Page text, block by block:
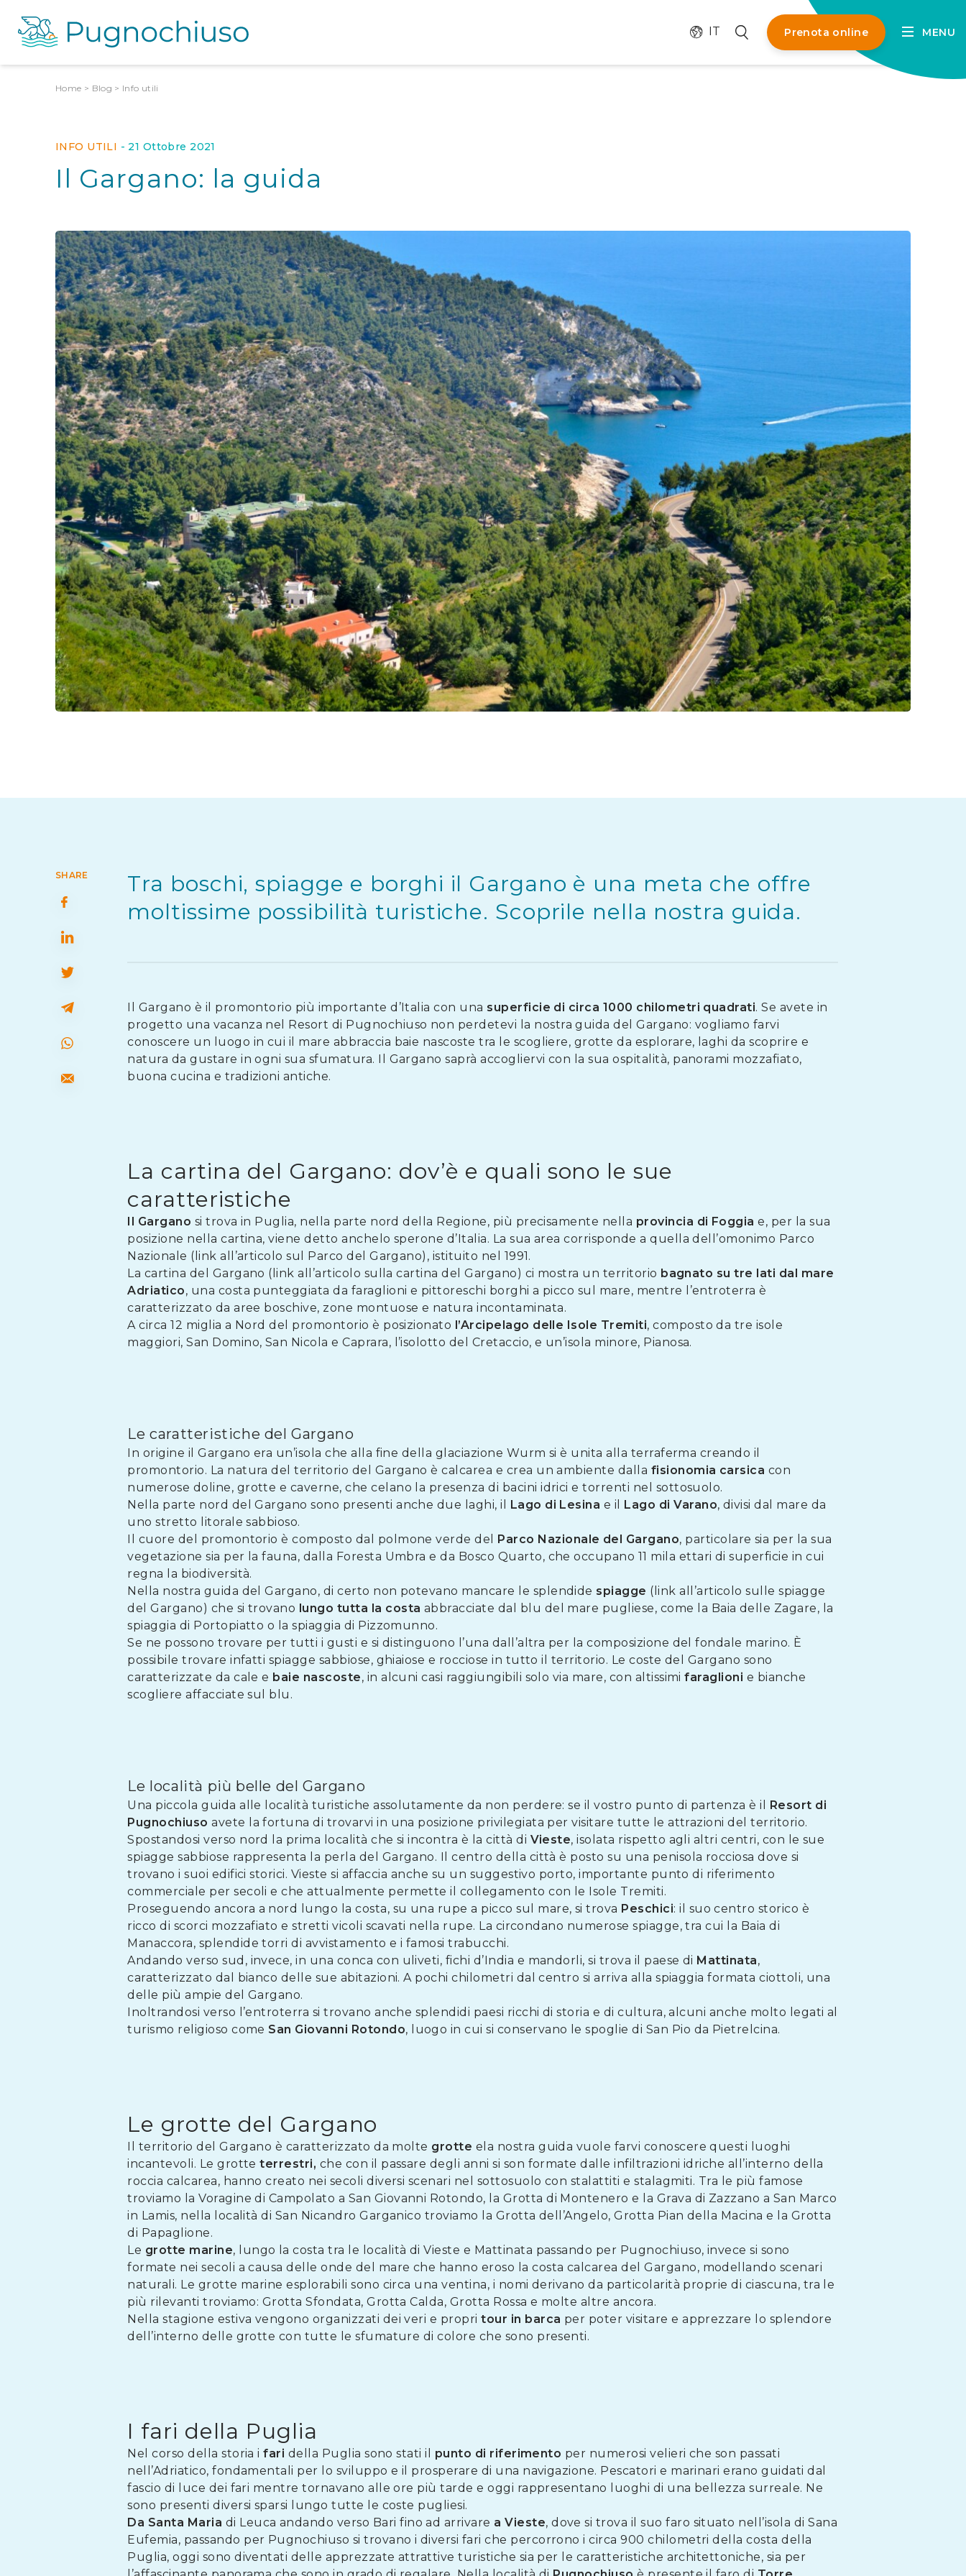
Cambia lingua
IT Cerca MENU
Prenota online
Home > Blog > Info utili
INFO UTILI - 21 Ottobre 2021
Il Gargano: la guida
SHARE
Tra boschi, spiagge e borghi il Gargano è una meta che offre
moltissime possibilità turistiche. Scoprile nella nostra guida.
Il Gargano è il promontorio più importante d’Italia con una superficie di circa 1000 chilometri quadrati. Se avete in
progetto una vacanza nel Resort di Pugnochiuso non perdetevi la nostra guida del Gargano: vogliamo farvi
conoscere un luogo in cui il mare abbraccia baie nascoste tra le scogliere, grotte da esplorare, laghi da scoprire e
natura da gustare in ogni sua sfumatura. Il Gargano saprà accogliervi con la sua ospitalità, panorami mozzafiato,
buona cucina e tradizioni antiche.
La cartina del Gargano: dov’è e quali sono le sue
caratteristiche
Il Gargano si trova in Puglia, nella parte nord della Regione, più precisamente nella provincia di Foggiae, per la sua
posizione nella cartina, viene detto anchelo sperone d’Italia. La sua area corrisponde a quella dell’omonimo Parco
Nazionale (link all’articolo sul Parco del Gargano), istituito nel 1991.
La cartina del Gargano (link all’articolo sulla cartina del Gargano) ci mostra un territorio bagnato su tre lati dal mare
Adriatico, una costa punteggiata da faraglioni e pittoreschi borghi a picco sul mare, mentre l’entroterra è
caratterizzato da aree boschive, zone montuose e natura incontaminata.
A circa 12 miglia a Nord del promontorio è posizionato l’Arcipelago delle Isole Tremiti, composto da tre isole
maggiori, San Domino, San Nicola e Caprara, l’isolotto del Cretaccio, e un’isola minore, Pianosa.
Le caratteristiche del Gargano
In origine il Gargano era un’isola che alla fine della glaciazione Wurm si è unita alla terraferma creando il
promontorio. La natura del territorio del Gargano è calcarea e crea un ambiente dalla fisionomia carsica con
numerose doline, grotte e caverne, che celano la presenza di bacini idrici e torrenti nel sottosuolo.
Nella parte nord del Gargano sono presenti anche due laghi, il
Lago di Lesina e il Lago di Varano, divisi dal mare da
uno stretto litorale sabbioso.
Il cuore del promontorio è composto dal polmone verde del
Parco Nazionale del Gargano, particolare sia per la sua
vegetazione sia per la fauna, dalla Foresta Umbra e da Bosco Quarto, che occupano 11 mila ettari di superficie in cui
regna la biodiversità.
Nella nostra guida del Gargano, di certo non potevano mancare le splendide spiagge (link all’articolo sulle spiagge
del Gargano) che si trovano lungo tutta la costa abbracciate dal blu del mare pugliese, come la Baia delle Zagare, la
spiaggia di Portopiatto o la spiaggia di Pizzomunno.
Se ne possono trovare per tutti i gusti e si distinguono l’una dall’altra per la composizione del fondale marino. È
possibile trovare infatti spiagge sabbiose, ghiaiose e rocciose in tutto il territorio. Le coste del Gargano sono
caratterizzate da cale e baie nascoste, in alcuni casi raggiungibili solo via mare, con altissimifaraglioni e bianche
scogliere affacciate sul blu.
Le località più belle del Gargano
Una piccola guida alle località turistiche assolutamente da non perdere: se il vostro punto di partenza è il Resort di
Pugnochiuso avete la fortuna di trovarvi in una posizione privilegiata per visitare tutte le attrazioni del territorio.
Spostandosi verso nord la prima località che si incontra è la città di Vieste, isolata rispetto agli altri centri, con le sue
spiagge sabbiose rappresenta la perla del Gargano. Il centro della città è posto su una penisola rocciosa dove si
trovano i suoi edifici storici. Vieste si affaccia anche su un suggestivo porto, importante punto di riferimento
commerciale per secoli e che attualmente permette il collegamento con le Isole Tremiti.
Proseguendo ancora a nord lungo la costa, su una rupe a picco sul mare, si trova Peschici: il suo centro storico è
ricco di scorci mozzafiato e stretti vicoli scavati nella rupe. La circondano numerose spiagge, tra cui la Baia di
Manaccora, splendide torri di avvistamento e i famosi trabucchi.
Andando verso sud, invece, in una conca con uliveti, fichi d’India e mandorli, si trova il paese di Mattinata,
caratterizzato dal bianco delle sue abitazioni. A pochi chilometri dal centro si arriva alla spiaggia formata ciottoli, una
delle più ampie del Gargano.
Inoltrandosi verso l’entroterra si trovano anche splendidi paesi ricchi di storia e di cultura, alcuni anche molto legati al
turismo religioso come San Giovanni Rotondo, luogo in cui si conservano le spoglie di San Pio da Pietrelcina.
Le grotte del Gargano
Il territorio del Gargano è caratterizzato da molte grotte ela nostra guida vuole farvi conoscere questi luoghi
incantevoli. Le grotteterrestri, che con il passare degli anni si son formate dalle infiltrazioni idriche all’interno della
roccia calcarea, hanno creato nei secoli diversi scenari nel sottosuolo con stalattiti e stalagmiti. Tra le più famose
troviamo la Voragine di Campolato a San Giovanni Rotondo, la Grotta di Montenero e la Grava di Zazzano a San Marco
in Lamis, nella località di San Nicandro Garganico troviamo la Grotta dell’Angelo, Grotta Pian della Macina e la Grotta
di Papaglione.
Le grotte marine, lungo la costa tra le località di Vieste e Mattinata passando per Pugnochiuso, invece si sono
formate nei secoli a causa delle onde del mare che hanno eroso la costa calcarea del Gargano, modellando scenari
naturali. Le grotte marine esplorabili sono circa una ventina, i nomi derivano da particolarità proprie di ciascuna, tra le
più rilevanti troviamo: Grotta Sfondata, Grotta Calda, Grotta Rossa e molte altre ancora.
Nella stagione estiva vengono organizzati dei veri e propritour in barca per poter visitare e apprezzare lo splendore
dell’interno delle grotte con tutte le sfumature di colore che sono presenti.
I fari della Puglia
Nel corso della storia ifari della Puglia sono stati il punto di riferimento per numerosi velieri che son passati
nell’Adriatico, fondamentali per lo sviluppo e il prosperare di una navigazione. Pescatori e marinari erano guidati dal
fascio di luce dei fari mentre tornavano alle ore più tarde e oggi rappresentano luoghi di una bellezza surreale. Ne
sono presenti diversi sparsi lungo tutte le coste pugliesi.
Da Santa Maria di Leuca andando verso Bari fino ad arrivare a Vieste, dove si trova il suo faro situato nell’isola di Sana
Eufemia, passando per Pugnochiuso si trovano i diversi fari che percorrono i circa 900 chilometri della costa della
Puglia, oggi sono diventati delle apprezzate attrattive turistiche sia per le caratteristiche architettoniche, sia per